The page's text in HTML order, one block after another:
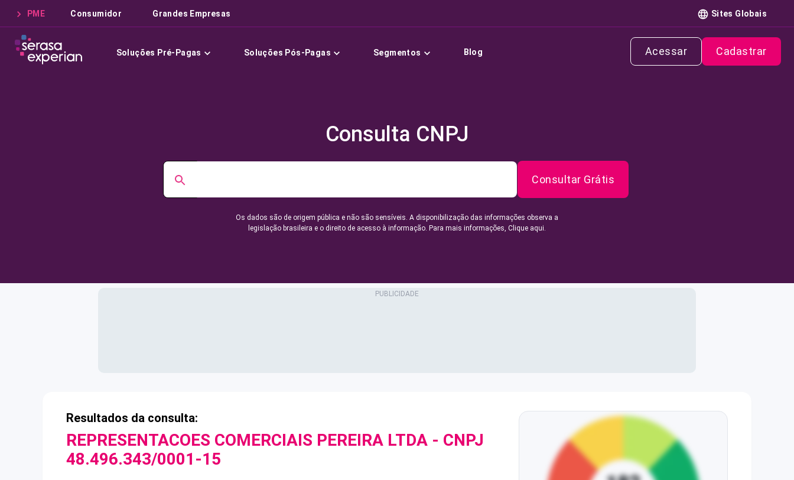
PME Consumidor Grandes Empresas Sites Globais
Soluções Pré-Pagas Soluções Pós-Pagas Segmentos Blog Acessar Cadastrar
Consulta CNPJ
Consultar Grátis
Os dados são de origem pública e não são sensíveis. A disponibilização das informações observa a
legislação brasileira e o direito de acesso à informação. Para mais informações, Clique aqui.
Resultados da consulta:
REPRESENTACOES COMERCIAIS PEREIRA LTDA - CNPJ
48.496.343/0001-15